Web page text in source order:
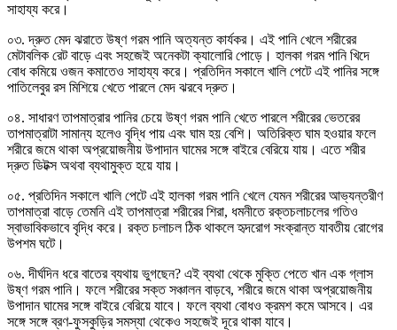
সাহায্য করে।
০৩. দ্রুত মেদ ঝরাতে উষ্ণ গরম পানি অত্যন্ত কার্যকর। এই পানি খেলে শরীরের
মেটাবলিক রেট বাড়ে এবং সহজেই অনেকটা ক্যালোরি পোড়ে। হালকা গরম পানি খিদে
বোধ কমিয়ে ওজন কমাতেও সাহায্য করে। প্রতিদিন সকালে খালি পেটে এই পানির সঙ্গে
পাতিলেবুর রস মিশিয়ে খেতে পারলে মেদ ঝরবে দ্রুত।
০৪. সাধারণ তাপমাত্রার পানির চেয়ে উষ্ণ গরম পানি খেতে পারলে শরীরের ভেতরের
তাপমাত্রাটা সামান্য হলেও বৃদ্ধি পায় এবং ঘাম হয় বেশি। অতিরিক্ত ঘাম হওয়ার ফলে
শরীরে জমে থাকা অপ্রয়োজনীয় উপাদান ঘামের সঙ্গে বাইরে বেরিয়ে যায়। এতে শরীর
দ্রুত ডিটক্স অথবা ব্যথামুক্ত হয়ে যায়।
০৫. প্রতিদিন সকালে খালি পেটে এই হালকা গরম পানি খেলে যেমন শরীরের আভ্যন্তরীণ
তাপমাত্রা বাড়ে তেমনি এই তাপমাত্রা শরীরের শিরা, ধমনীতে রক্তচলাচলের গতিও
স্বাভাবিকভাবে বৃদ্ধি করে। রক্ত চলাচল ঠিক থাকলে হৃদরোগ সংক্রান্ত যাবতীয় রোগের
উপশম ঘটে।
০৬. দীর্ঘদিন ধরে বাতের ব্যথায় ভুগছেন? এই ব্যথা থেকে মুক্তি পেতে খান এক গ্লাস
উষ্ণ গরম পানি। ফলে শরীরের সক্ত সঞ্চালন বাড়বে, শরীরে জমে থাকা অপ্রয়োজনীয়
উপাদান ঘামের সঙ্গে বাইরে বেরিয়ে যাবে। ফলে ব্যথা বোধও ক্রমশ কমে আসবে। এর
সঙ্গে সঙ্গে ব্রণ-ফুসকুড়ির সমস্যা থেকেও সহজেই দূরে থাকা যাবে।